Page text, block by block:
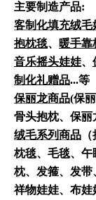
主要制造产品:
客制化填充绒
抱枕毯、 暖手靠
音乐摇头娃娃、
制化礼赠品...等
保丽龙商品(保
骨头抱枕、保
绒毛系列商品
枕毯、毛毯、
枕、发箍、发
祥物娃娃、布